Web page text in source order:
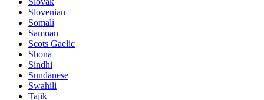
Slovenian
Somali
Samoan
Scots Gaelic
Shona
Sindhi
Sundanese
Swahili
Tajik